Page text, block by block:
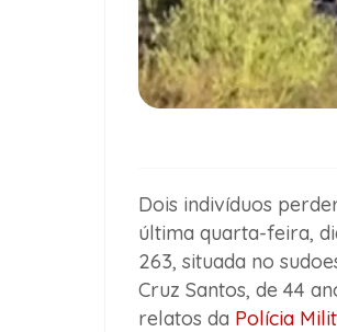
Dois indivíduos
última quarta-feira,
263, situada no
Cruz Santos, de 44
relatos da Polícia